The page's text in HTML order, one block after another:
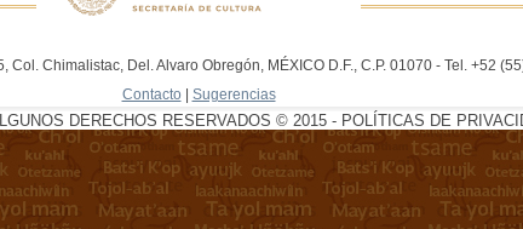
Col. Chimalistac, Del. Alvaro Obregón, MÉXICO D.F., C.P. 01070 - Tel. +52
Contacto | Sugerencias
DERECHOS RESERVADOS © 2015 - POLÍTICAS DE